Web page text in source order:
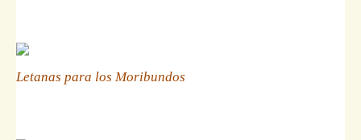
Letanas para los Moribundos